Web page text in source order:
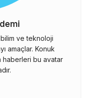
ve teknoloji
amaçlar. Konuk
haberleri bu avatar